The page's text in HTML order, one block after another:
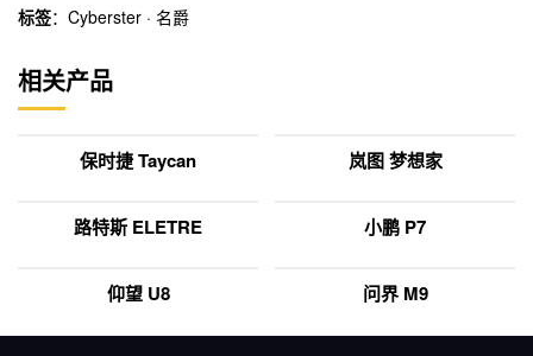
标签： Cyberster · 名爵
相关产品
保时捷 Taycan 岚图 梦想家
路特斯 ELETRE 小鹏 P7
仰望 U8 问界 M9